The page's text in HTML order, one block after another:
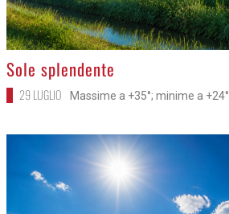
>
Sole splendente
29 LUGLIO Massime a +35°; minime a +24°